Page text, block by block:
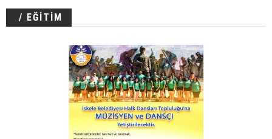
/ EĞİTİM